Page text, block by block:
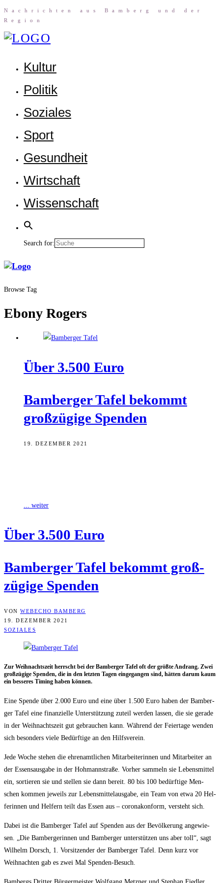
Nach­rich­ten aus Bam­berg und der
Region
Kul­tur
Poli­tik
Sozia­les
Sport
Gesund­heit
Wirt­schaft
Wis­sen­schaft
Search for:
Browse Tag
Ebony Rogers
Über 3.500 Euro
Bam­ber­ger Tafel bekommt
groß­zü­gi­ge Spenden
19. DEZEMBER 2021
... weiter
Über 3.500 Euro
Bam­ber­ger Tafel bekommt groß­
zü­gi­ge Spenden
VON WEBECHO BAMBERG
19. DEZEMBER 2021
SOZIALES
Zur Weih­nachts­zeit herrscht bei der Bam­ber­ger Tafel oft der größ­te Andrang. Zwei
groß­zü­gi­ge Spen­den, die in den letz­ten Tagen ein­ge­gan­gen sind, hät­ten dar­um kaum
ein bes­se­res Timing haben können.
Eine Spen­de über 2.000 Euro und eine über 1.500 Euro haben der Bam­ber­
ger Tafel eine finan­zi­el­le Unter­stüt­zung zuteil wer­den las­sen, die sie gera­de
in der Weih­nachts­zeit gut gebrau­chen kann. Wäh­rend der Fei­er­ta­ge wen­den
sich beson­ders vie­le Bedürf­ti­ge an den Hilfsverein.
Jede Woche ste­hen die ehren­amt­li­chen Mit­ar­bei­te­rin­nen und Mit­ar­bei­ter an
der Essens­aus­ga­be in der Hoh­mann­stra­ße. Vor­her sam­meln sie Lebens­mit­tel
ein, sor­tie­ren sie und stel­len sie dann bereit. 80 bis 100 bedürf­ti­ge Men­
schen kom­men jeweils zur Lebens­mit­tel­aus­ga­be, ein Team von etwa 20 Hel­
fe­rin­nen und Hel­fern teilt das Essen aus – coro­na­kon­form, ver­steht sich.
Dabei ist die Bam­ber­ger Tafel auf Spen­den aus der Bevöl­ke­rung ange­wie­
sen. „Die Bam­ber­ge­rin­nen und Bam­ber­ger unter­stüt­zen uns aber toll“, sagt
Wil­helm Dorsch, 1. Vor­sit­zen­der der Bam­ber­ger Tafel. Denn kurz vor
Weih­nach­ten gab es zwei Mal Spenden-Besuch.